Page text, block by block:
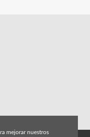
mejorar nuestros